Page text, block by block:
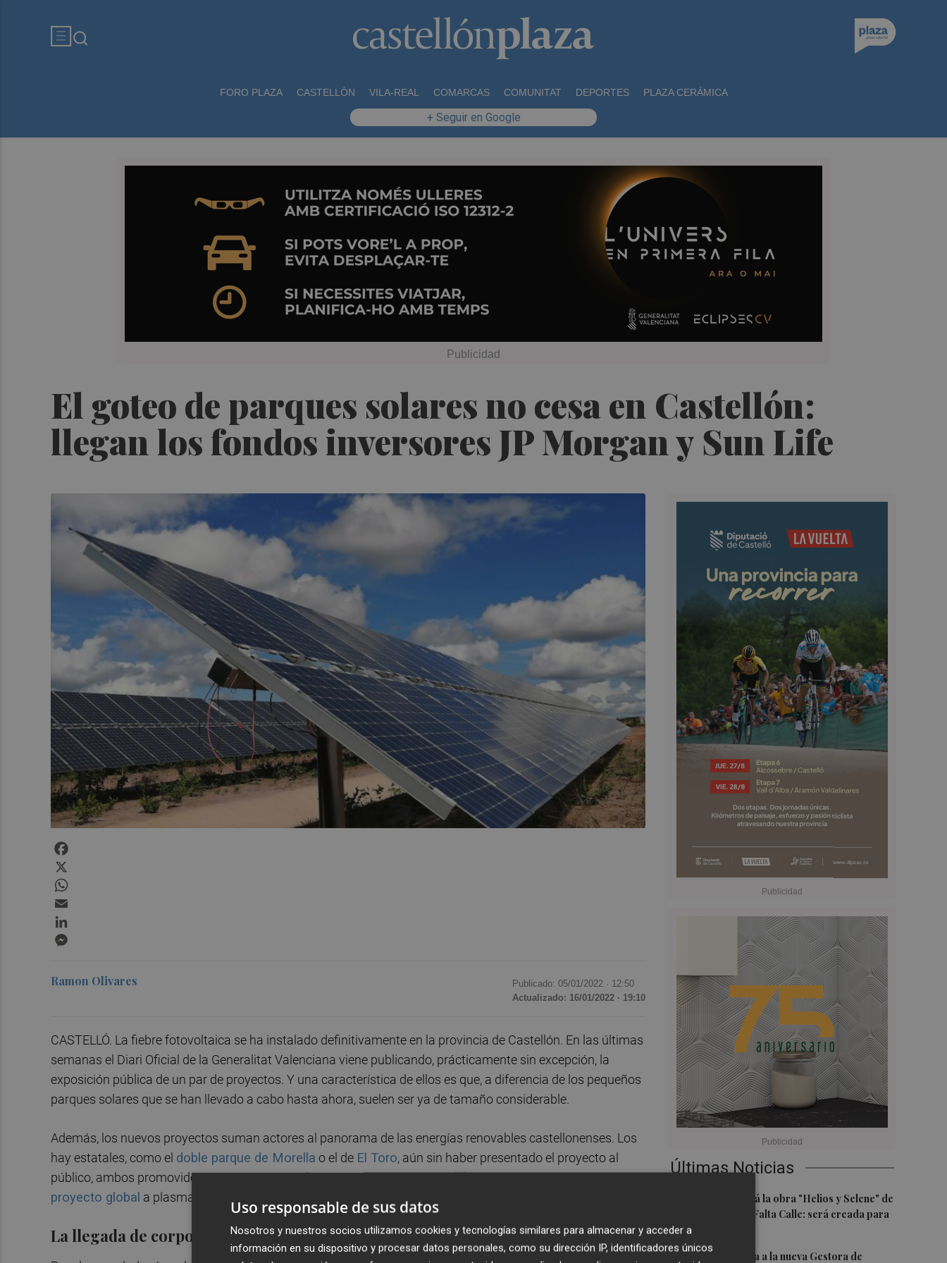
FORO PLAZA CASTELLÓN VILA-REAL COMARCAS COMUNITAT DEPORTES PLAZA CERÁMICA
+ Seguir en Google
El goteo de parques solares no cesa en Castellón:
llegan los fondos inversores JP Morgan y Sun Life
Últimas Noticias
Castelló acogerá la obra "Helios y Selene" de
la compañía Te Falta Calle: será creada para
el eclipse
2 Castelló traslada a la nueva Gestora de
Ramon Olivares Publicado: 05/01/2022 · 12:50
Actualizado: 16/01/2022 · 19:10
CASTELLÓ. La fiebre fotovoltaica se ha instalado definitivamente en la provincia de Castellón. En las últimas
semanas el Diari Oficial de la Generalitat Valenciana viene publicando, prácticamente sin excepción, la
exposición pública de un par de proyectos. Y una característica de ellos es que, a diferencia de los pequeños
parques solares que se han llevado a cabo hasta ahora, suelen ser ya de tamaño considerable.
Además, los nuevos proyectos suman actores al panorama de las energías renovables castellonenses. Los
hay estatales, como el doble parque de Morella o el de El Toro, aún sin haber presentado el proyecto al
público, ambos promovidos por Acciona.E incluso con arraigo en Castellón, como EnerHi, con un gran
proyecto global a plasmar en diferentes comarcas.
La llegada de corporaciones foráneas
Uso responsable de sus datos
Nosotros y nuestros socios utilizamos cookies y tecnologías similares para almacenar y acceder a
información en su dispositivo y procesar datos personales, como su dirección IP, identificadores únicos